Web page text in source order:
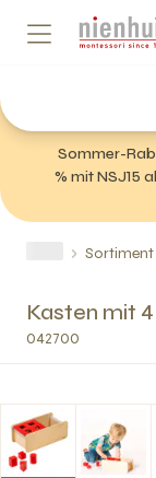
Sommer-
% mit NSJ15
Sortiment
Kasten mit
042700